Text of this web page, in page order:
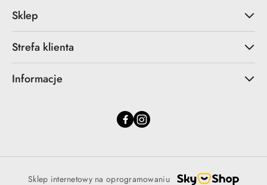
Sklep
Strefa klienta
Informacje
Sklep internetowy na oprogramowaniu